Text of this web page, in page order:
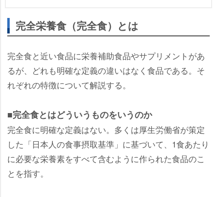
完全栄養食（完全食）とは
完全食と近い食品に栄養補助食品やサプリメントがあ
るが、どれも明確な定義の違いはなく食品である。そ
れぞれの特徴について解説する。
■完全食とはどういうものをいうのか
完全食に明確な定義はない。多くは厚生労働省が策定
した「日本人の食事摂取基準」に基づいて、1食あたり
に必要な栄養素をすべて含むように作られた食品のこ
とを指す。